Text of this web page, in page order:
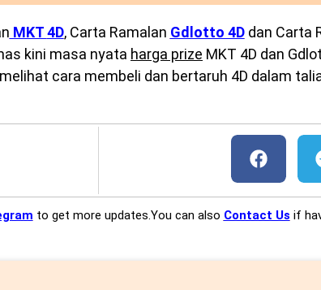
MKT4D, Carta Ramalan Gdlotto 4Ddan Carta
kini masa nyata harga prize MKT 4D dan
cara membeli dan bertaruh 4D dalam
to get more updates.You can also Contact Us if